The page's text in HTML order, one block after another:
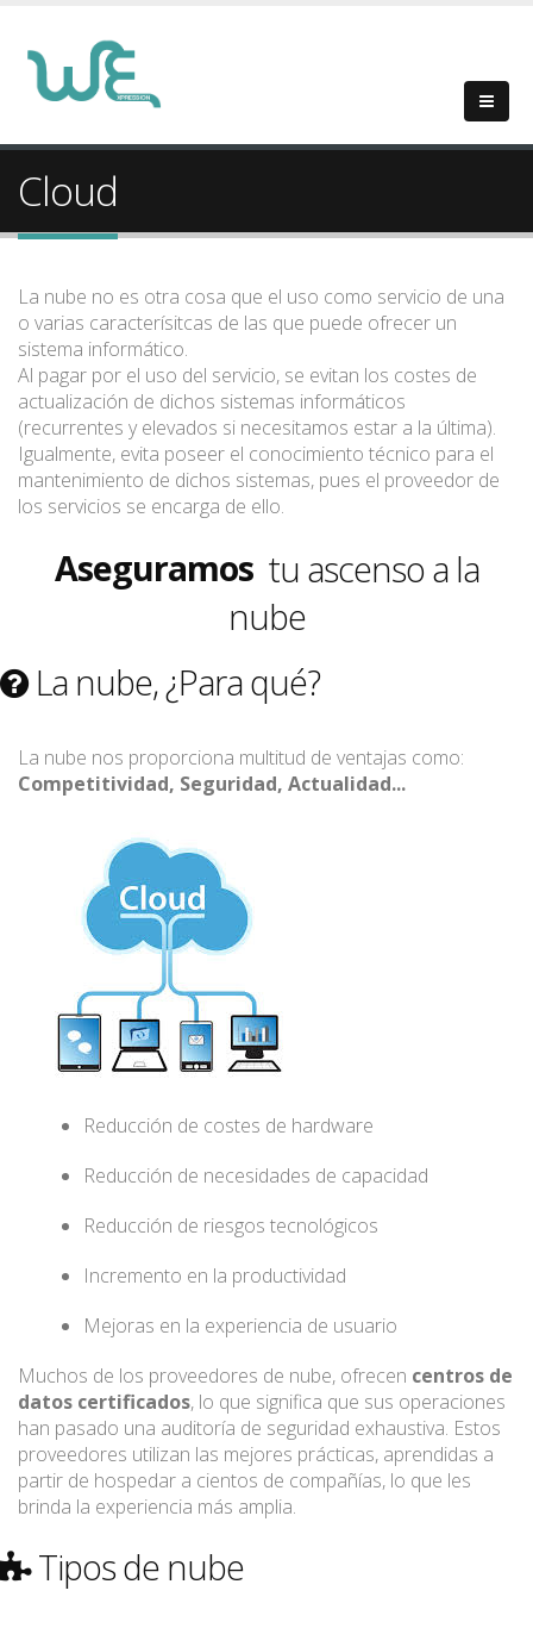
Cloud
La nube no es otra cosa que el uso como servicio de una
o varias caracterísitcas de las que puede ofrecer un
sistema informático.
Al pagar por el uso del servicio, se evitan los costes de
actualización de dichos sistemas informáticos
(recurrentes y elevados si necesitamos estar a la última).
Igualmente, evita poseer el conocimiento técnico para el
mantenimiento de dichos sistemas, pues el proveedor de
los servicios se encarga de ello.
Guíamos
Aseguramos tu ascenso a la
nube
La nube, ¿Para qué?
La nube nos proporciona multitud de ventajas como:
Competitividad, Seguridad, Actualidad...
Reducción de costes de hardware
Reducción de necesidades de capacidad
Reducción de riesgos tecnológicos
Incremento en la productividad
Mejoras en la experiencia de usuario
Muchos de los proveedores de nube, ofrecen centros de
datos certificados, lo que significa que sus operaciones
han pasado una auditoría de seguridad exhaustiva. Estos
proveedores utilizan las mejores prácticas, aprendidas a
partir de hospedar a cientos de compañías, lo que les
brinda la experiencia más amplia.
Tipos de nube